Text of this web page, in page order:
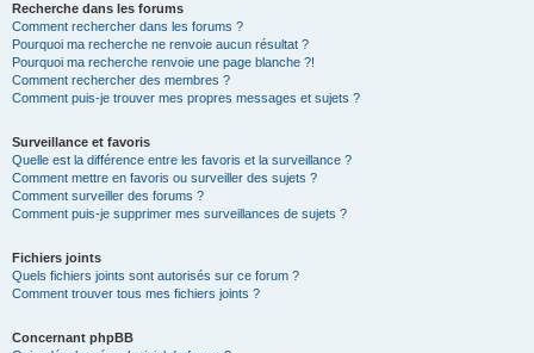
Recherche dans les forums
Comment rechercher dans les forums ?
Pourquoi ma recherche ne renvoie aucun résultat ?
Pourquoi ma recherche renvoie une page blanche ?!
Comment rechercher des membres ?
Comment puis-je trouver mes propres messages et sujets ?
Surveillance et favoris
Quelle est la différence entre les favoris et la surveillance ?
Comment mettre en favoris ou surveiller des sujets ?
Comment surveiller des forums ?
Comment puis-je supprimer mes surveillances de sujets ?
Fichiers joints
Quels fichiers joints sont autorisés sur ce forum ?
Comment trouver tous mes fichiers joints ?
Concernant phpBB